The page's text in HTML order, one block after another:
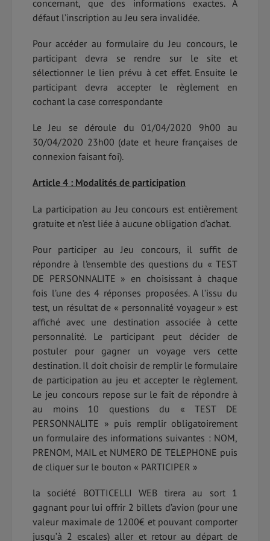
concernant, que des informations exactes. A
défaut l’inscription au Jeu sera invalidée.
Pour accéder au formulaire du Jeu concours, le
participant devra se rendre sur le site et
sélectionner le lien prévu à cet effet. Ensuite le
participant devra accepter le règlement en
cochant la case correspondante
Le Jeu se déroule du 01/04/2020 9h00 au
30/04/2020 23h00 (date et heure françaises de
connexion faisant foi).
Article 4 : Modalités de participation
La participation au Jeu concours est entièrement
gratuite et n’est liée à aucune obligation d’achat.
Pour participer au Jeu concours, il suffit de
répondre à l’ensemble des questions du « TEST
DE PERSONNALITE » en choisissant à chaque
fois l’une des 4 réponses proposées. A l’issu du
test, un résultat de « personnalité voyageur » est
affiché avec une destination associée à cette
personnalité. Le participant peut décider de
postuler pour gagner un voyage vers cette
destination. Il doit choisir de remplir le formulaire
de participation au jeu et accepter le règlement.
Le jeu concours repose sur le fait de répondre à
au moins 10 questions du « TEST DE
PERSONNALITE » puis remplir obligatoirement
un formulaire des informations suivantes : NOM,
PRENOM, MAIL et NUMERO DE TELEPHONE puis
de cliquer sur le bouton « PARTICIPER »
la société BOTTICELLI WEB tirera au sort 1
gagnant pour lui offrir 2 billets d’avion (pour une
valeur maximale de 1200€ et pouvant comporter
jusqu’à 2 escales) aller et retour au départ de